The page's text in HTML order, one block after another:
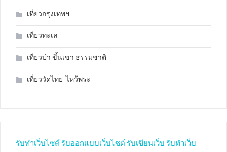
เที่ยวกรุงเทพฯ
เที่ยวทะเล
เที่ยวป่า ขึ้นเขา ธรรมชาติ
เที่ยววัดไทย-ไหว้พระ
รับทำเว็บไซต์ รับออกแบบเว็บไซต์ รับเขียนเว็บ รับทำเว็บ